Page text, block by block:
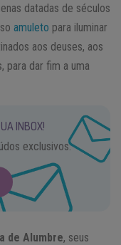
datadas de séculos
amuleto para iluminar
aos deuses, aos
para dar fim a uma
INBOX!
exclusivos.
de Alumbre, seus